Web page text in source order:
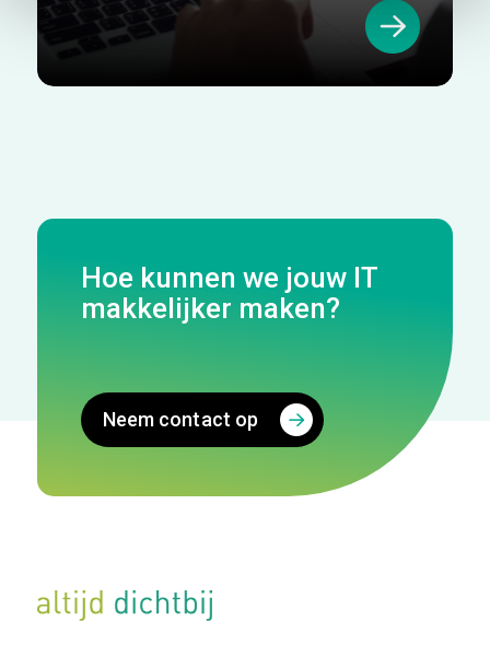
Hoe kunnen we jouw IT
makkelijker maken?
Neem contact op